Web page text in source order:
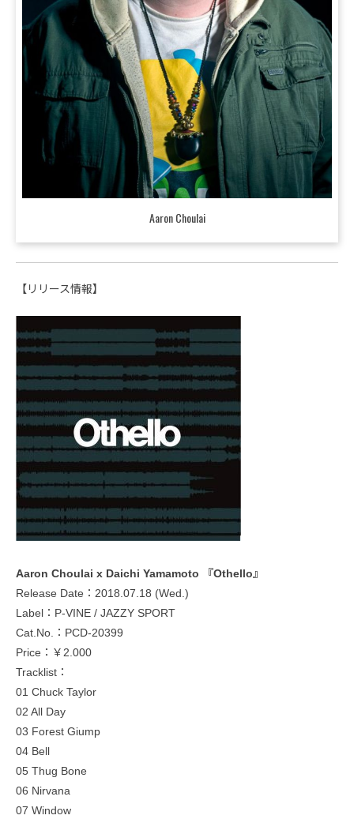
Aaron Choulai
【リリース情報】
Aaron Choulai x Daichi Yamamoto 『Othello』
Release Date：2018.07.18 (Wed.)
Label：P-VINE / JAZZY SPORT
Cat.No.：PCD-20399
Price：￥2.000
Tracklist：
01 Chuck Taylor
02 All Day
03 Forest Giump
04 Bell
05 Thug Bone
06 Nirvana
07 Window